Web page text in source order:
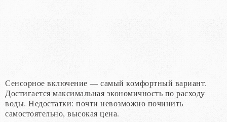
Сенсорное включение — самый комфортный вариант.
Достигается максимальная экономичность по расходу
воды. Недостатки: почти невозможно починить
самостоятельно, высокая цена.